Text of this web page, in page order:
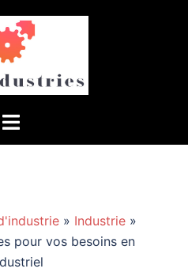
» Industrie »
pour vos besoins en